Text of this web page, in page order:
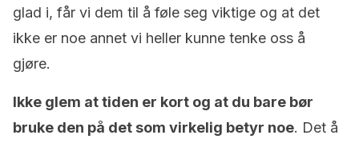
glad i, får vi dem til å føle seg viktige og at det
ikke er noe annet vi heller kunne tenke oss å
gjøre.
Ikke glem at tiden er kort og at du bare bør
bruke den på det som virkelig betyr noe. Det å